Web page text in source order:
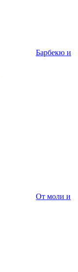
Барбекю и
От моли и